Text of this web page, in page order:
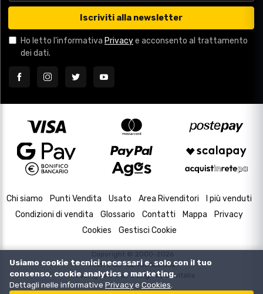
Iscriviti alla newsletter
Ho letto l'informativa Privacye acconsento al trattamento
dei dati.
Chi siamo Punti Vendita Usato Area Rivenditori
I più venduti
Condizioni di vendita
Glossario Contatti Mappa
Privacy
Cookies
Gestisci Cookie
Copyright © 2000-2026
P.IVA e C.F. 02433630502
Housing and Web Design byDevItalia
Usiamo cookie tecnici necessari e, solo con il tuo
consenso, cookie analytics e marketing.
Dettagli nelle informative Privacye Cookies